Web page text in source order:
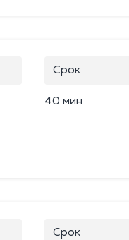
Срок
40 мин
Срок